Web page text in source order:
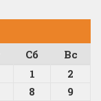
Сб
Вс
1
2
8
9